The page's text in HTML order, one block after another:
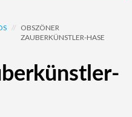
// OBSZÖNER
ZAUBERKÜNSTLER-HASE